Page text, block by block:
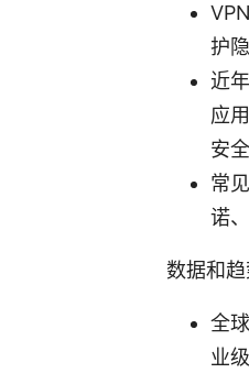
护
近
应
安
常
诺
数据和
全
业